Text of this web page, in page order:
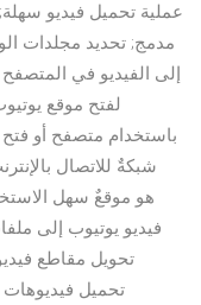
عملية تحميل فيديو
مدمج; تحديد مجلدات
إلى الفيديو في
باستخدام متصفح أو فتح
شبكةٌ للاتصال